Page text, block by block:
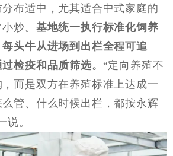
布适中，尤其适合中式家庭的
炒。 基地统一执行标准化饲养
头牛从进场到出栏全程可追
检疫和品质筛选。 “定向养殖不
而是双方在养殖标准上达成一
管、什么时候出栏，都按永辉
说。